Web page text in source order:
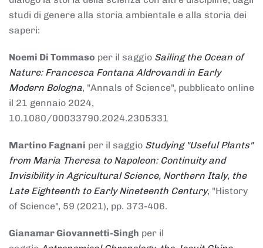
studi di genere alla storia ambientale e alla storia dei
saperi:
Noemi Di Tommaso per il saggio Sailing the Ocean of
Nature: Francesca Fontana Aldrovandi in Early
Modern Bologna, "Annals of Science", pubblicato online
il 21 gennaio 2024,
10.1080/00033790.2024.2305331
Martino Fagnani per il saggio Studying "Useful Plants"
from Maria Theresa to Napoleon: Continuity and
Invisibility in Agricultural Science, Northern Italy, the
Late Eighteenth to Early Nineteenth Century, "History
of Science", 59 (2021), pp. 373-406.
Gianamar Giovannetti-Singh per il